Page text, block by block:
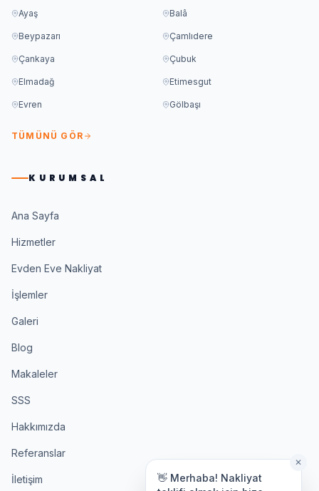
Ayaş Balâ
Beypazarı Çamlıdere
Çankaya Çubuk
Elmadağ Etimesgut
Evren Gölbaşı
TÜMÜNÜ GÖR
KURUMSAL
Ana Sayfa
Hizmetler
Evden Eve Nakliyat
İşlemler
Galeri
Blog
Makaleler
SSS
Hakkımızda
Referanslar
İletişim
✕
👋 Merhaba! Nakliyat